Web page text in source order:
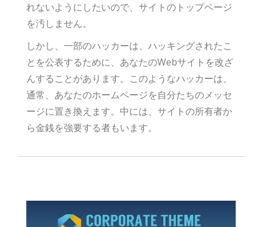
れないようにしたいので、サイトのトップページ
を汚しません。
しかし、一部のハッカーは、ハッキングされたこ
とを公表するために、あなたのWebサイトを改ざ
んすることがあります。このようなハッカーは、
通常、あなたのホームページを自分たちのメッセ
ージに置き換えます。中には、サイトの所有者か
ら金銭を強要する者もいます。